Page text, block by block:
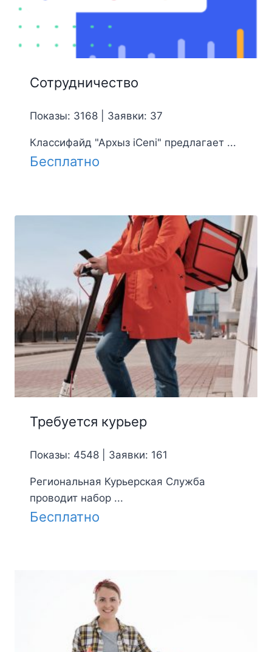
Сотрудничество
Показы: 3168 | Заявки: 37
Классифайд "Архыз iCeni" предлагает ...
Бесплатно
Требуется курьер
Показы: 4548 | Заявки: 161
Региональная Курьерская Служба
проводит набор ...
Бесплатно